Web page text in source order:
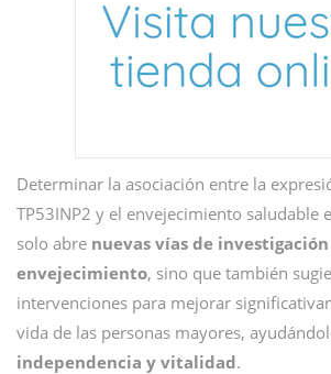
Determinar la asociación entre la
TP53INP2 y el envejecimiento saludable
solo abre nuevas vías de
envejecimiento, sino que también
intervenciones para mejorar
vida de las personas mayores,
independencia y vitalidad.